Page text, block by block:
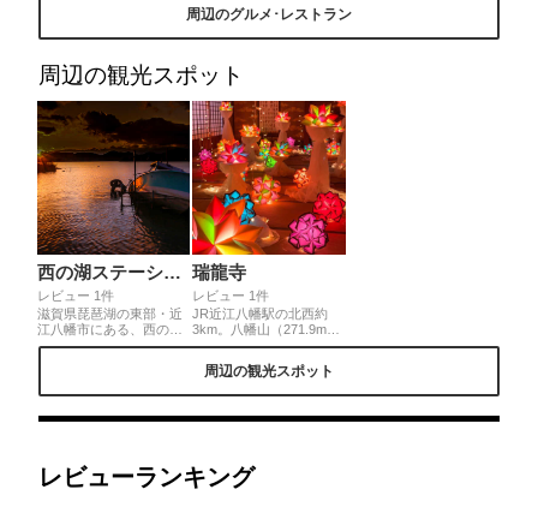
わえるテラス席は毎度争
ー！春は周辺の桜も一緒
に楽しんで。
だきました。甘さも程よ
く、美味しいです。
キ🍰 うさぎ親子はパンナ
コッタムース パンナコッ
周辺のグルメ･レストラン
周辺の観光スポット
西の湖ステーション
レビュー 1件
滋賀県琵琶湖の東部・近
江八幡市にある、西の湖
ステーションは大変綺麗
と一緒に、撮影してみま
瑞龍寺
レビュー 1件
JR近江八幡駅の北西約
3km。八幡山（271.9m）
山頂にある八幡城本丸跡
の寺院🌙山頂まではロー
プウェイで約5分程🚠 (往
復890円)山頂にあるお寺
カラフルな紙製ランプの
期間は今週末の6/27迄, 拝
観料300円)
周辺の観光スポット
レビューランキング